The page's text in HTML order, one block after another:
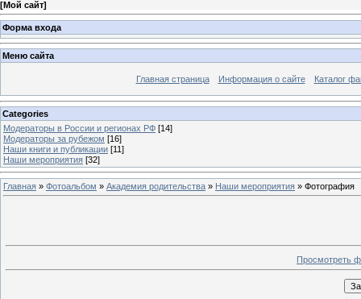
[Мой сайт]
Форма входа
Меню сайта
Главная страница Информация о сайте Каталог
Categories
Модераторы в России и регионах РФ [14]
Модераторы за рубежом [16]
Наши книги и публикации [11]
Наши мероприятия [32]
Главная » Фотоальбом » Академия родительства » Наши мероприятия » Фотография
Просмотреть